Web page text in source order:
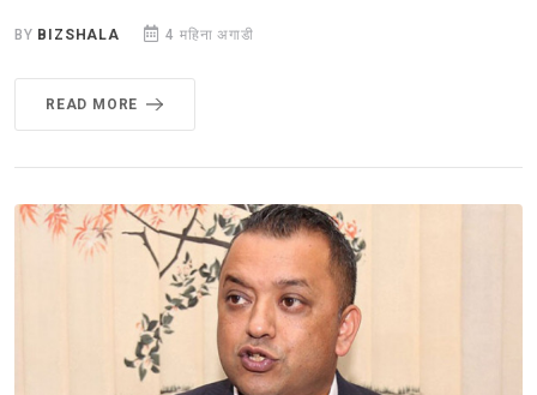
BY BIZSHALA 4 महिना अगाडी
READ MORE